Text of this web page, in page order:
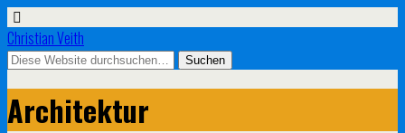
Christian Veith
Architektur